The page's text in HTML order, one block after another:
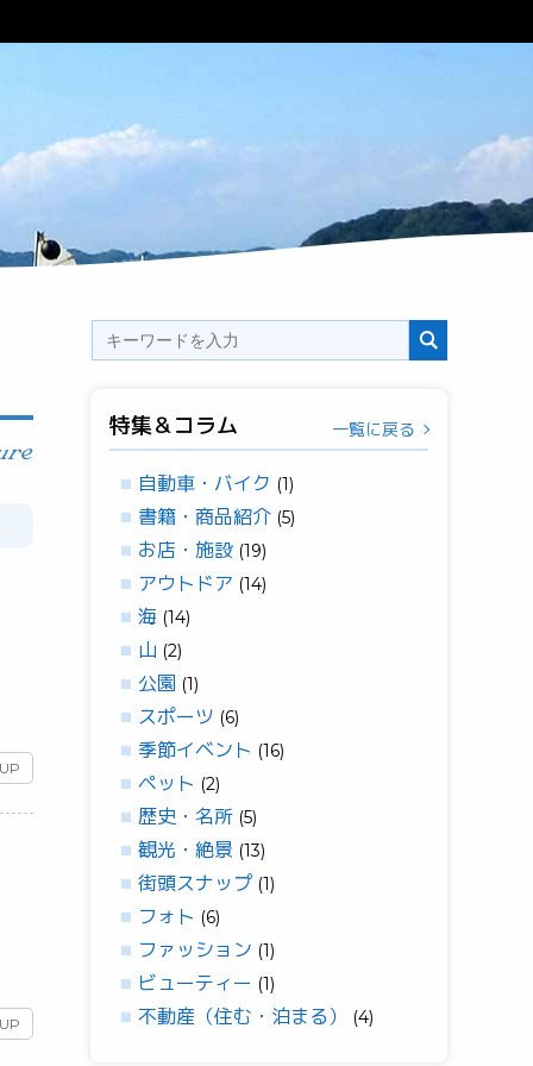
特集＆コラム 一覧に戻る
自動車・バイク (1)
書籍・商品紹介 (5)
お店・施設 (19)
アウトドア (14)
海 (14)
山 (2)
公園 (1)
スポーツ (6)
季節イベント (16)
ペット (2)
歴史・名所 (5)
観光・絶景 (13)
街頭スナップ (1)
フォト (6)
ファッション (1)
ビューティー (1)
不動産（住む・泊まる） (4)